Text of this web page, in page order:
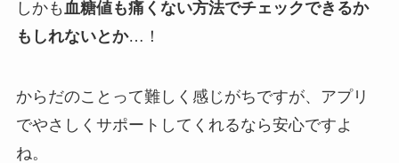
しかも血糖値も痛くない方法でチェックできるか
もしれないとか…！
からだのことって難しく感じがちですが、アプリ
でやさしくサポートしてくれるなら安心ですよ
ね。